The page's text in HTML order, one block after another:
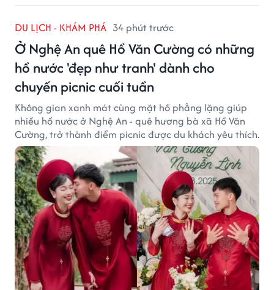
DU LỊCH - KHÁM PHÁ 34 phút trước
Ở Nghệ An quê Hồ Văn Cường có những
hồ nước 'đẹp như tranh' dành cho
chuyến picnic cuối tuần
Không gian xanh mát cùng mặt hồ phẳng lặng giúp
nhiều hồ nước ở Nghệ An - quê hương bà xã Hồ Văn
Cường, trở thành điểm picnic được du khách yêu thích.